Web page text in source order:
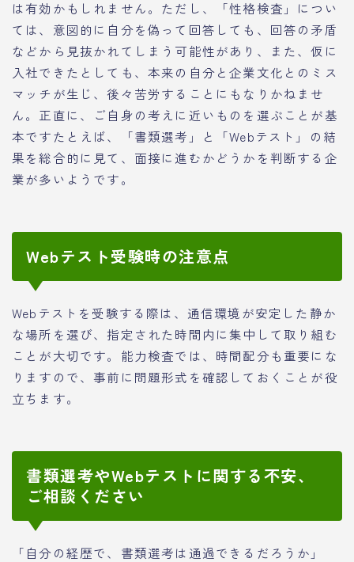
は有効かもしれません。ただし、「性格検査」につい
ては、意図的に自分を偽って回答しても、回答の矛盾
などから見抜かれてしまう可能性があり、また、仮に
入社できたとしても、本来の自分と企業文化とのミス
マッチが生じ、後々苦労することにもなりかねませ
ん。正直に、ご自身の考えに近いものを選ぶことが基
本ですたとえば、「書類選考」と「Webテスト」の結
果を総合的に見て、面接に進むかどうかを判断する企
業が多いようです。
Webテスト受験時の注意点
Webテストを受験する際は、通信環境が安定した静か
な場所を選び、指定された時間内に集中して取り組む
ことが大切です。能力検査では、時間配分も重要にな
りますので、事前に問題形式を確認しておくことが役
立ちます。
書類選考やWebテストに関する不安、
ご相談ください
「自分の経歴で、書類選考は通過できるだろうか」